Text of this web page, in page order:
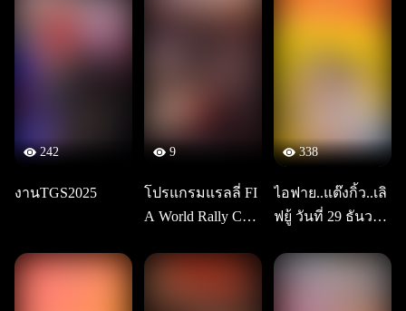
242
งานTGS2025
9
โปรแกรมแรลลี่ FI
A World Rally Cha
ly Monte Carlo
338
ไอฟาย..แต๊งกิ้ว..เลิ
ฟยู้ วันที่ 29 ธันวาค
รูแล้วแบบนี้